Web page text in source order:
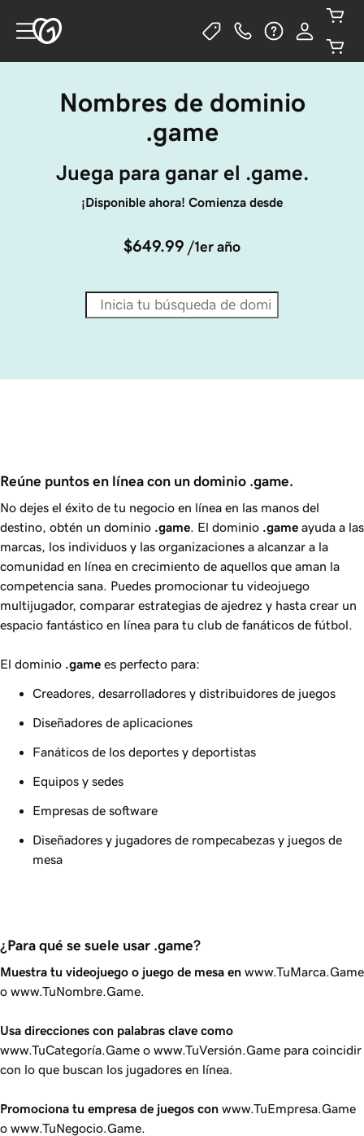
Nombres de dominio
.game
Juega para ganar el .game.
¡Disponible ahora! Comienza desde
$649.99 /1er año
Reúne puntos en línea con un dominio .game.
No dejes el éxito de tu negocio en línea en las manos del
destino, obtén un dominio .game . El dominio .game ayuda a las
marcas, los individuos y las organizaciones a alcanzar a la
comunidad en línea en crecimiento de aquellos que aman la
competencia sana. Puedes promocionar tu videojuego
multijugador, comparar estrategias de ajedrez y hasta crear un
espacio fantástico en línea para tu club de fanáticos de fútbol.
El dominio .game es perfecto para:
Creadores, desarrolladores y distribuidores de juegos
Diseñadores de aplicaciones
Fanáticos de los deportes y deportistas
Equipos y sedes
Empresas de software
Diseñadores y jugadores de rompecabezas y juegos de
mesa
¿Para qué se suele usar .game?
Muestra tu videojuego o juego de mesa en www.TuMarca.Game
o www.TuNombre.Game.
Usa direcciones con palabras clave como
www.TuCategoría.Game o www.TuVersión.Game para coincidir
con lo que buscan los jugadores en línea.
Promociona tu empresa de juegos con www.TuEmpresa.Game
o www.TuNegocio.Game.